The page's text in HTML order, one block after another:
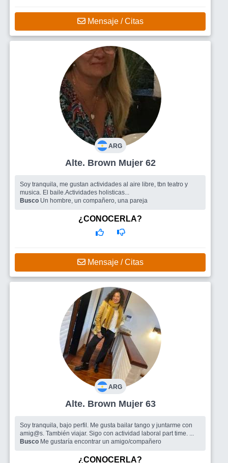
Mensaje / Citas
ARG
Alte. Brown Mujer 62
Soy tranquila, me gustan actividades al aire libre, tbn teatro y
musica. El baile.Actividades holisticas...
Busco Un hombre, un compañero, una pareja
¿CONOCERLA?
Mensaje / Citas
ARG
Alte. Brown Mujer 63
Soy tranquila, bajo perfil. Me gusta bailar tango y juntarme con
amig@s. También viajar. Sigo con actividad laboral part time. ...
Busco Me gustaría encontrar un amigo/compañero
¿CONOCERLA?